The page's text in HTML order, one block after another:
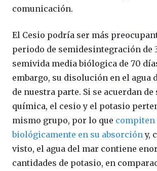
comunicación.
El Cesio podría ser más
periodo de semidesintegración de
semivida media biólogica de 70
embargo, su disolución en el agua
de nuestra parte. Si se acuerdan de
química, el cesio y el potasio
mismo grupo, por lo que compiten
biológicamente en su absorción y,
visto, el agua del mar contiene
cantidades de potasio, en